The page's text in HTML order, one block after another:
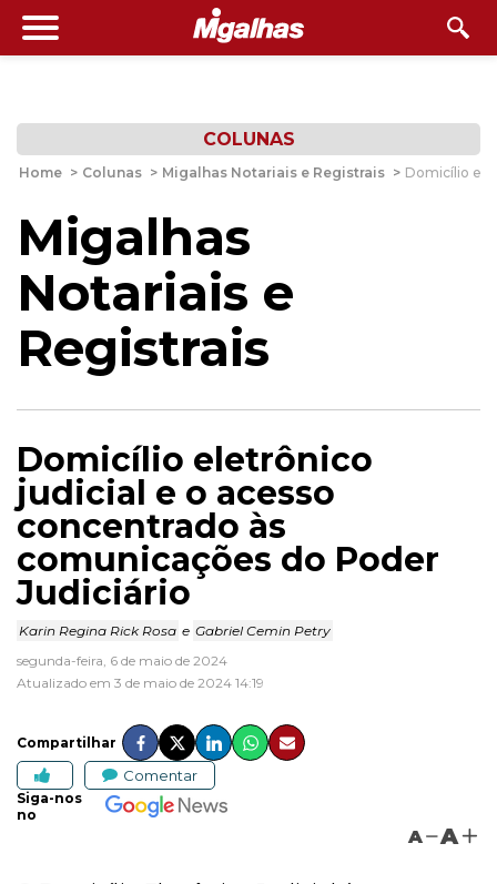
COLUNAS
Home > Colunas > Migalhas Notariais e Registrais > Domicílio
Migalhas
Notariais e
Registrais
Domicílio eletrônico
judicial e o acesso
concentrado às
comunicações do Poder
Judiciário
Karin Regina Rick Rosa e Gabriel Cemin Petry
segunda-feira, 6 de maio de 2024
Atualizado em 3 de maio de 2024 14:19
Compartilhar
Comentar
Siga-nos
no
A A